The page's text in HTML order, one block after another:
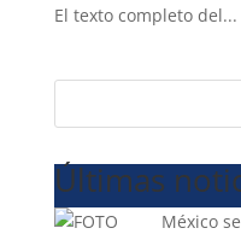
El texto completo del...
Últimas
México